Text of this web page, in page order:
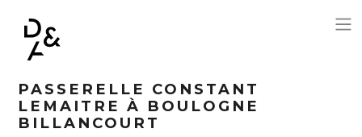
PASSERELLE CONSTANT
LEMAITRE À BOULOGNE
BILLANCOURT